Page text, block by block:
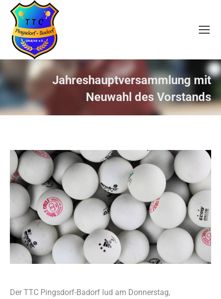
Sie befinden sich hier:
Jahreshauptversammlung mit
Neuwahl des Vorstands
Der TTC Pingsdorf-Badorf lud am Donnerstag,